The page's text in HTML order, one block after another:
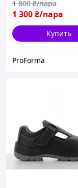
1 300₴/пара
1 800 ₴/пара
Купить
ProForma